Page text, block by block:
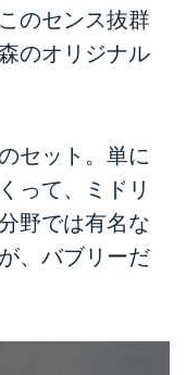
のセンス抜群
のオリジナル
セット。単に
って、ミドリ
野では有名な
、バブリーだ